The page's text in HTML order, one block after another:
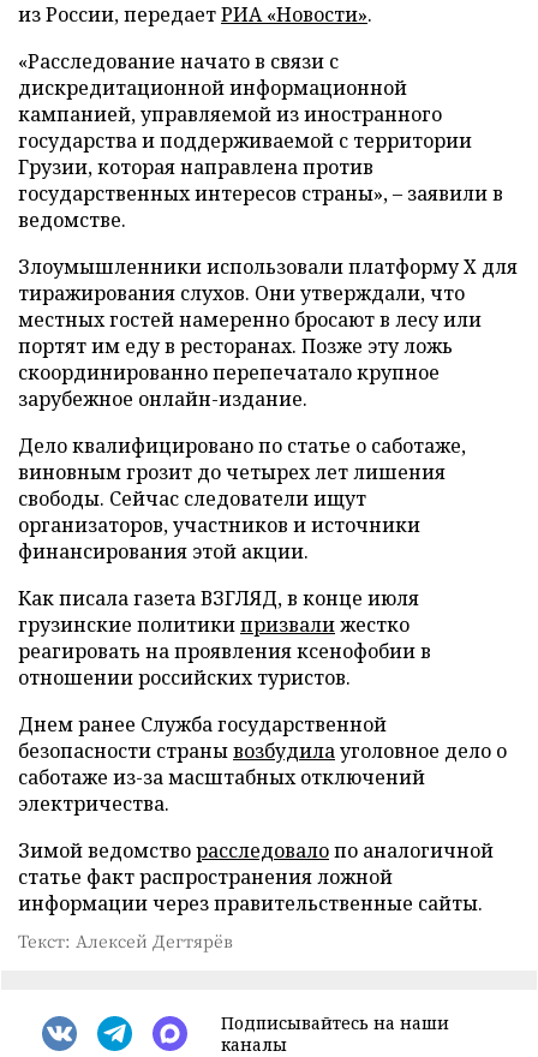
из России, передаетРИА «Новости».
«Расследование начато в связи с
дискредитационной информационной
кампанией, управляемой из иностранного
государства и поддерживаемой с территории
Грузии, которая направлена против
государственных интересов страны», – заявили в
ведомстве.
Злоумышленники использовали платформу X для
тиражирования слухов. Они утверждали, что
местных гостей намеренно бросают в лесу или
портят им еду в ресторанах. Позже эту ложь
скоординированно перепечатало крупное
зарубежное онлайн-издание.
Дело квалифицировано по статье о саботаже,
виновным грозит до четырех лет лишения
свободы. Сейчас следователи ищут
организаторов, участников и источники
финансирования этой акции.
Как писала газета ВЗГЛЯД, в конце июля
грузинские политикипризвалижестко
реагировать на проявления ксенофобии в
отношении российских туристов.
Днем ранее Служба государственной
безопасности странывозбудилауголовное дело о
саботаже из-за масштабных отключений
электричества.
Зимой ведомстворасследовалопо аналогичной
статье факт распространения ложной
информации через правительственные сайты.
Текст: Алексей Дегтярёв
Подписывайтесь на наши
каналы